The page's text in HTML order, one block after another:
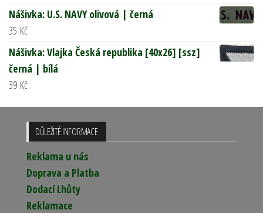
Nášivka: U.S. NAVY olivová | černá
35 Kč
Nášivka: Vlajka Česká republika [40x26] [ssz]
černá | bílá
39 Kč
DŮLEŽITÉ INFORMACE
Reklama u nás
Doprava a Platba
Dodací Lhůty
Reklamace